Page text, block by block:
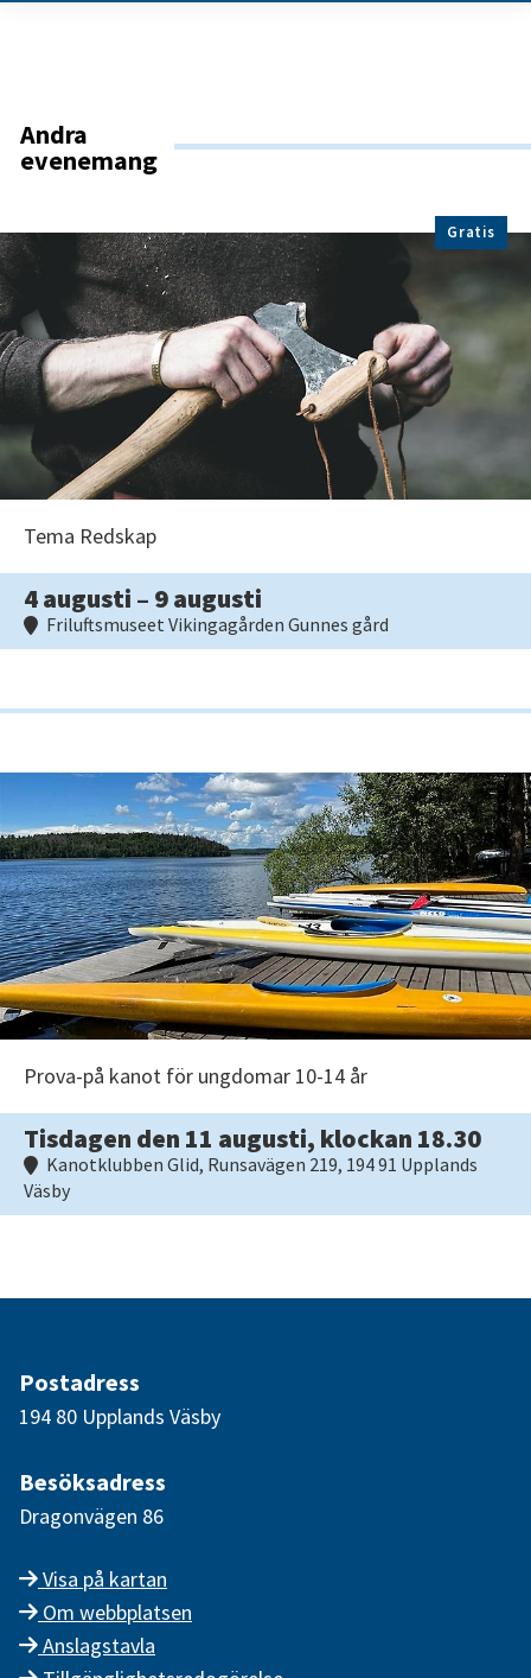
Andra
evenemang
Gratis
Tema Redskap
4 augusti – 9 augusti
Friluftsmuseet Vikingagården Gunnes gård
Prova-på kanot för ungdomar 10-14 år
Tisdagen den 11 augusti, klockan 18.30
Kanotklubben Glid, Runsavägen 219, 194 91 Upplands
Väsby
Postadress
194 80 Upplands Väsby
Besöksadress
Dragonvägen 86
Visa på kartan
Om webbplatsen
Anslagstavla